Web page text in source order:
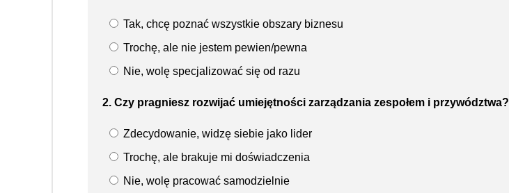
Tak, chcę poznać wszystkie obszary biznesu
Trochę, ale nie jestem pewien/pewna
Nie, wolę specjalizować się od razu
2. Czy pragniesz rozwijać umiejętności zarządzania zespołem i przywództwa?
Zdecydowanie, widzę siebie jako lider
Trochę, ale brakuje mi doświadczenia
Nie, wolę pracować samodzielnie